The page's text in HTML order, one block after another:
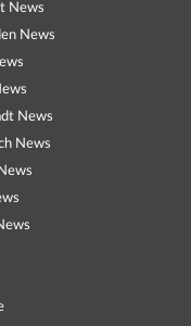
News
News
News
News